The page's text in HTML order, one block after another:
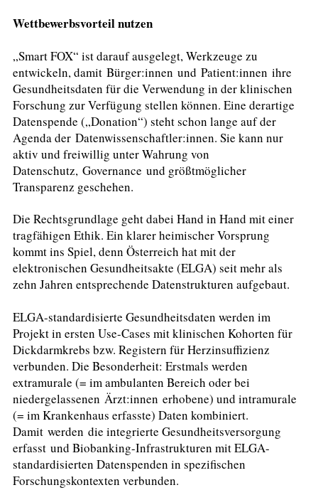
Wettbewerbsvorteil nutzen
„Smart FOX“ ist darauf ausgelegt, Werkzeuge zu
entwickeln, damit Bürger:innen und Patient:innen ihre
Gesundheitsdaten für die Verwendung in der klinischen
Forschung zur Verfügung stellen können. Eine derartige
Datenspende („Donation“) steht schon lange auf der
Agenda der Datenwissenschaftler:innen. Sie kann nur
aktiv und freiwillig unter Wahrung von
Datenschutz, Governance und größtmöglicher
Transparenz geschehen.
Die Rechtsgrundlage geht dabei Hand in Hand mit einer
tragfähigen Ethik. Ein klarer heimischer Vorsprung
kommt ins Spiel, denn Österreich hat mit der
elektronischen Gesundheitsakte (ELGA) seit mehr als
zehn Jahren entsprechende Datenstrukturen aufgebaut.
ELGA-standardisierte Gesundheitsdaten werden im
Projekt in ersten Use-Cases mit klinischen Kohorten für
Dickdarmkrebs bzw. Registern für Herzinsuffizienz
verbunden. Die Besonderheit: Erstmals werden
extramurale (= im ambulanten Bereich oder bei
niedergelassenen Ärzt:innen erhobene) und intramurale
(= im Krankenhaus erfasste) Daten kombiniert.
Damit werden die integrierte Gesundheitsversorgung
erfasst und Biobanking-Infrastrukturen mit ELGA-
standardisierten Datenspenden in spezifischen
Forschungskontexten verbunden.